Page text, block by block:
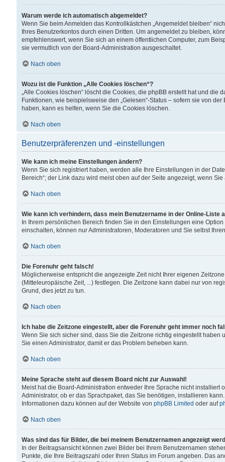
Warum werde ich automatisch abgemeldet?
Wenn Sie beim Anmelden das Kontrollkästchen „Angemeldet bleiben“
Ihres Benutzerkontos durch einen Dritten. Um angemeldet zu bleiben,
empfehlenswert, wenn Sie sich an einem öffentlichen Computer, zum
sie vermutlich von der Board-Administration ausgeschaltet.
Nach oben
Wozu ist die Funktion „Alle Cookies löschen“?
„Alle Cookies löschen“ löscht die Cookies, die phpBB erstellt hat und
Funktionen, wie beispielsweise den „Gelesen“-Status – sofern sie von
haben, kann es helfen, wenn Sie die Cookies löschen.
Nach oben
Benutzerpräferenzen und -einstellungen
Wie kann ich meine Einstellungen ändern?
Wenn Sie sich registriert haben, werden alle Ihre Einstellungen in der
Bereich“; der Link dazu wird meist oben auf der Seite angezeigt, wenn
Nach oben
Wie kann ich verhindern, dass mein Benutzername in der Online-Liste
In Ihrem persönlichen Bereich finden Sie in den Einstellungen eine
einschalten, können nur Administratoren, Moderatoren und Sie selbst
Nach oben
Die Forenuhr geht falsch!
Möglicherweise entspricht die angezeigte Zeit nicht Ihrer eigenen
(Mitteleuropäische Zeit, ...) festlegen. Die Zeitzone kann dabei nur von
Grund, dies jetzt zu tun.
Nach oben
Ich habe die Zeitzone eingestellt, aber die Forenuhr geht immer noch
Wenn Sie sich sicher sind, dass Sie die Zeitzone richtig eingestellt
Sie einen Administrator, damit er das Problem beheben kann.
Nach oben
Meine Sprache steht auf diesem Board nicht zur Auswahl!
Meist hat die Board-Administration entweder Ihre Sprache nicht
Administrator, ob er das Sprachpaket, das Sie benötigen, installieren
Informationen dazu können auf der Website von phpBB Limited oder auf
Nach oben
Was sind das für Bilder, die bei meinem Benutzernamen angezeigt
In der Beitragsansicht können zwei Bilder bei Ihrem Benutzernamen
Punkte, die Ihre Beitragszahl oder Ihren Status im Forum angeben. Das